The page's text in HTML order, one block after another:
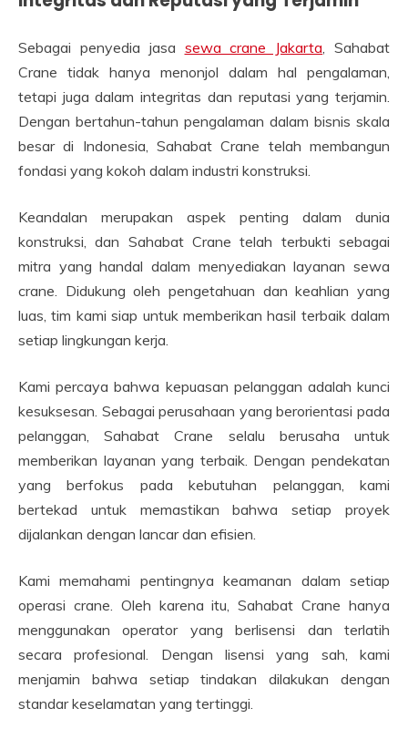
Sebagai penyedia jasa sewa crane Jakarta , Sahabat
Crane tidak hanya menonjol dalam hal pengalaman,
tetapi juga dalam integritas dan reputasi yang terjamin.
Dengan bertahun-tahun pengalaman dalam bisnis skala
besar di Indonesia, Sahabat Crane telah membangun
fondasi yang kokoh dalam industri konstruksi.
Keandalan merupakan aspek penting dalam dunia
konstruksi, dan Sahabat Crane telah terbukti sebagai
mitra yang handal dalam menyediakan layanan sewa
crane. Didukung oleh pengetahuan dan keahlian yang
luas, tim kami siap untuk memberikan hasil terbaik dalam
setiap lingkungan kerja.
Kami percaya bahwa kepuasan pelanggan adalah kunci
kesuksesan. Sebagai perusahaan yang berorientasi pada
pelanggan, Sahabat Crane selalu berusaha untuk
memberikan layanan yang terbaik. Dengan pendekatan
yang berfokus pada kebutuhan pelanggan, kami
bertekad untuk memastikan bahwa setiap proyek
dijalankan dengan lancar dan efisien.
Kami memahami pentingnya keamanan dalam setiap
operasi crane. Oleh karena itu, Sahabat Crane hanya
menggunakan operator yang berlisensi dan terlatih
secara profesional. Dengan lisensi yang sah, kami
menjamin bahwa setiap tindakan dilakukan dengan
standar keselamatan yang tertinggi.